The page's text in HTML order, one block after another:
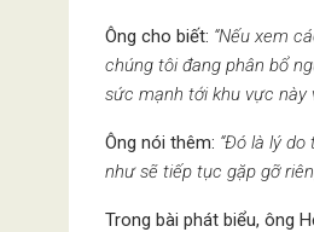
Ông cho biết: “Nếu xem
chúng tôi đang phân bổ
sức mạnh tới khu vực này
Ông nói thêm: “Đó là lý
như sẽ tiếp tục gặp gỡ
Trong bài phát biểu, ông